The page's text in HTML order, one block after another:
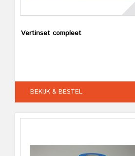
Vertinset compleet
BEKIJK & BESTEL